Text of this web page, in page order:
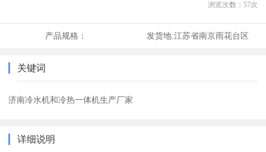
浏览次数： 57次
产品规格： 发货地:江苏省南京雨花台区
关键词
济南冷水机和冷热一体机生产厂家
详细说明